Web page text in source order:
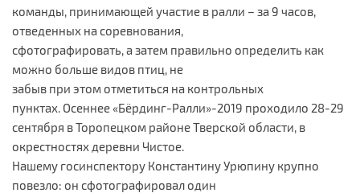
команды, принимающей участие в ралли – за 9 часов,
отведенных на соревнования,
сфотографировать, а затем правильно определить как
можно больше видов птиц, не
забыв при этом отметиться на контрольных
пунктах. Осеннее «Бёрдинг-Ралли»-2019 проходило 28-29
сентября в Торопецком районе Тверской области, в
окрестностях деревни Чистое.
Нашему госинспектору Константину Урюпину крупно
повезло: он сфотографировал один